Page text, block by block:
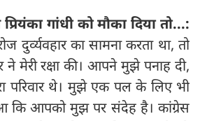
गांधी को मौका दिया तो...:
दुर्व्यवहार का सामना करता था, तो
ने मेरी रक्षा की। आपने मुझे पनाह दी,
परिवार थे। मुझे एक पल के लिए भी
कि आपको मुझ पर संदेह है। कांग्रेस